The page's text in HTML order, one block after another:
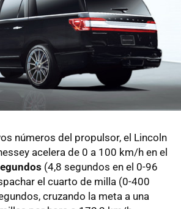
números del propulsor, el Lincoln
acelera de 0 a 100 km/h en el
(4,8 segundos en el 0-96
el cuarto de milla (0-400
cruzando la meta a una